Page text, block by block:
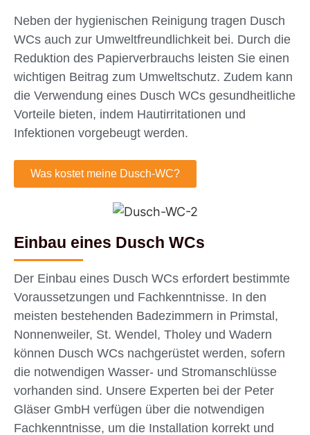
Neben der hygienischen Reinigung tragen Dusch
WCs auch zur Umweltfreundlichkeit bei. Durch die
Reduktion des Papierverbrauchs leisten Sie einen
wichtigen Beitrag zum Umweltschutz. Zudem kann
die Verwendung eines Dusch WCs gesundheitliche
Vorteile bieten, indem Hautirritationen und
Infektionen vorgebeugt werden.
Was kostet meine Dusch-WC?
Einbau eines Dusch WCs
Der Einbau eines Dusch WCs erfordert bestimmte
Voraussetzungen und Fachkenntnisse. In den
meisten bestehenden Badezimmern in Primstal,
Nonnenweiler, St. Wendel, Tholey und Wadern
können Dusch WCs nachgerüstet werden, sofern
die notwendigen Wasser- und Stromanschlüsse
vorhanden sind. Unsere Experten bei der Peter
Gläser GmbH verfügen über die notwendigen
Fachkenntnisse, um die Installation korrekt und